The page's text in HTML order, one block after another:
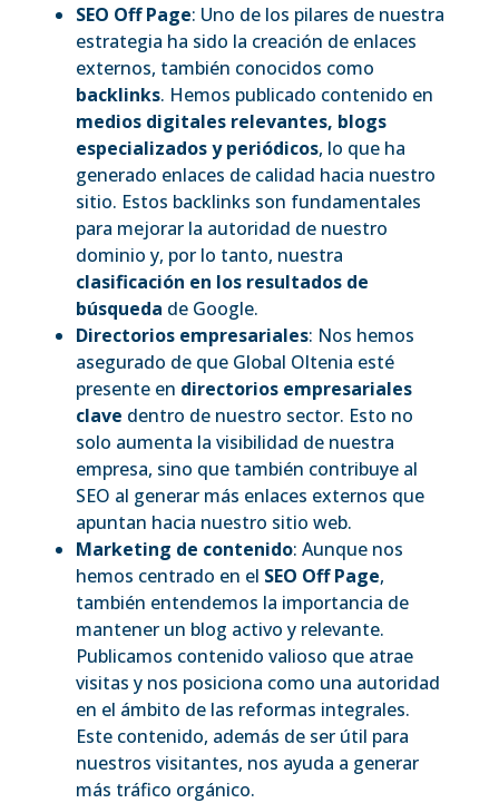
SEO Off Page: Uno de los pilares de nuestra
estrategia ha sido la creación de enlaces
externos, también conocidos como
backlinks. Hemos publicado contenido en
medios digitales relevantes, blogs
especializados y periódicos, lo que ha
generado enlaces de calidad hacia nuestro
sitio. Estos backlinks son fundamentales
para mejorar la autoridad de nuestro
dominio y, por lo tanto, nuestra
clasificación en los resultados de
búsqueda de Google.
Directorios empresariales: Nos hemos
asegurado de que Global Oltenia esté
presente en directorios empresariales
clave dentro de nuestro sector. Esto no
solo aumenta la visibilidad de nuestra
empresa, sino que también contribuye al
SEO al generar más enlaces externos que
apuntan hacia nuestro sitio web.
Marketing de contenido: Aunque nos
hemos centrado en el SEO Off Page,
también entendemos la importancia de
mantener un blog activo y relevante.
Publicamos contenido valioso que atrae
visitas y nos posiciona como una autoridad
en el ámbito de las reformas integrales.
Este contenido, además de ser útil para
nuestros visitantes, nos ayuda a generar
más tráfico orgánico.